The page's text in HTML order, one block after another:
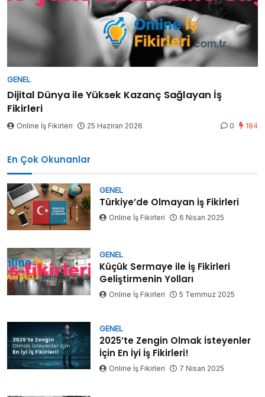
GENEL
Dijital Dünya ile Yüksek Kazanç Sağlayan İş
Fikirleri
Online İş Fikirleri 25 Haziran 2026 0 184
En Çok Okunanlar
GENEL
Türkiye’de Olmayan İş Fikirleri
Online İş Fikirleri 6 Nisan 2025
GENEL
Küçük Sermaye ile İş Fikirleri
Geliştirmenin Yolları
Online İş Fikirleri 5 Temmuz 2025
GENEL
2025’te Zengin Olmak İsteyenler
İçin En İyi İş Fikirleri!
Online İş Fikirleri 7 Nisan 2025